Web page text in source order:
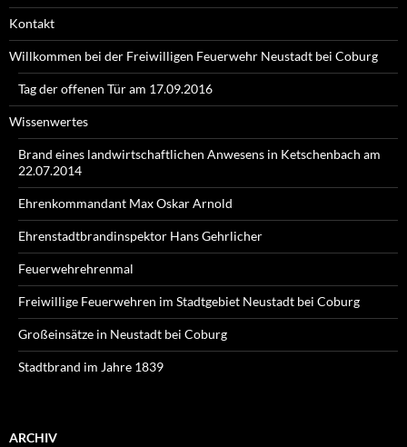
Kontakt
Willkommen bei der Freiwilligen Feuerwehr Neustadt bei Coburg
Tag der offenen Tür am 17.09.2016
Wissenwertes
Brand eines landwirtschaftlichen Anwesens in Ketschenbach am
22.07.2014
Ehrenkommandant Max Oskar Arnold
Ehrenstadtbrandinspektor Hans Gehrlicher
Feuerwehrehrenmal
Freiwillige Feuerwehren im Stadtgebiet Neustadt bei Coburg
Großeinsätze in Neustadt bei Coburg
Stadtbrand im Jahre 1839
ARCHIV